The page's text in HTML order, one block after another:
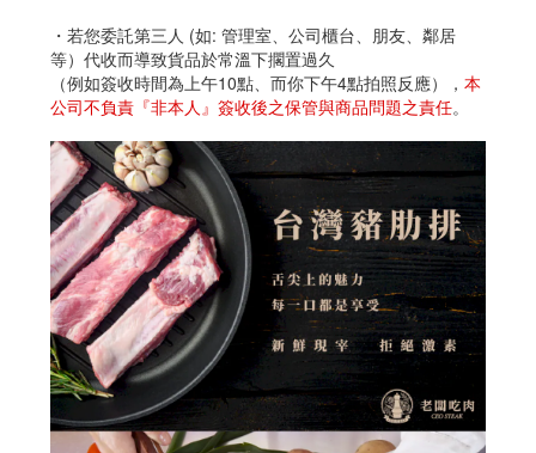
・若您委託第三人 (如: 管理室、公司櫃台、朋友、鄰居
等）代收而導致貨品於常溫下擱置過久
（例如簽收時間為上午10點、而你下午4點拍照反應），本
公司不負責『非本人』簽收後之保管與商品問題之責任。